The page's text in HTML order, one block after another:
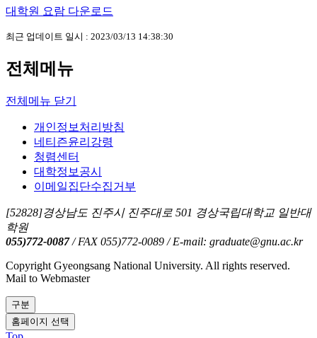
대학원 요람 다운로드
최근 업데이트 일시 : 2023/03/13 14:38:30
전체메뉴
전체메뉴 닫기
개인정보처리방침
네티즌윤리강령
청렴센터
대학정보공시
이메일집단수집거부
[52828]경상남도 진주시 진주대로 501 경상국립대학교 일반대
학원
055)772-0087 / FAX 055)772-0089 / E-mail: graduate@gnu.ac.kr
Copyright Gyeongsang National University. All rights reserved.
Mail to Webmaster
구분
홈페이지 선택